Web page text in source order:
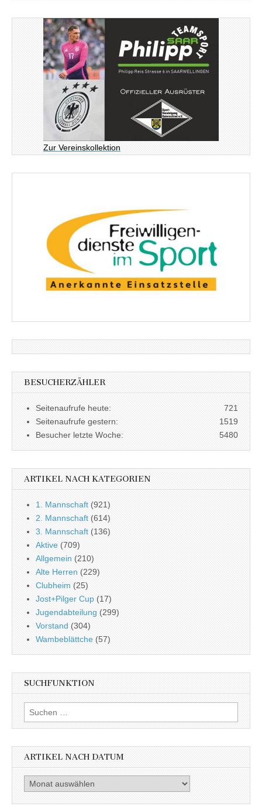
Zur Vereinskollektion
BESUCHERZÄHLER
721
Seitenaufrufe heute:
1519
Seitenaufrufe gestern:
5480
Besucher letzte Woche:
ARTIKEL NACH KATEGORIEN
1. Mannschaft (921)
2. Mannschaft (614)
3. Mannschaft (136)
Aktive (709)
Allgemein (210)
Alte Herren (229)
Clubheim (25)
Jost+Pilger Cup (17)
Jugendabteilung (299)
Vorstand (304)
Wambeblättche (57)
SUCHFUNKTION
Suchen
nach:
ARTIKEL NACH DATUM
Artikel
nach